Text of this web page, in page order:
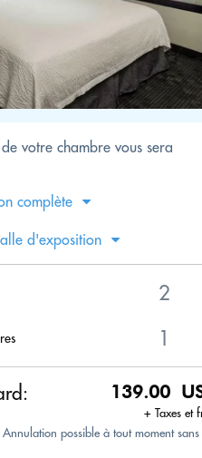
votre chambre vous sera
complète
d'exposition
139.00
+ Taxes et
possible à tout moment sans